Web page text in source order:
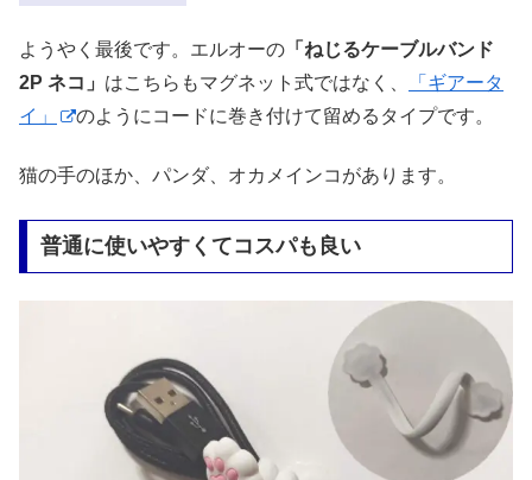
ようやく最後です。エルオーの 「ねじるケーブルバンド
2P ネコ」 はこちらもマグネット式ではなく、
「ギアータ
イ」
のようにコードに巻き付けて留めるタイプです。
猫の手のほか、パンダ、オカメインコがあります。
普通に使いやすくてコスパも良い